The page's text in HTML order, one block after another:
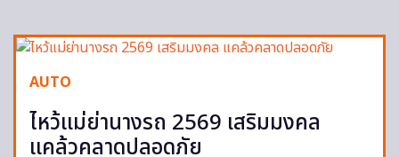
AUTO
ไหว้แม่ย่านางรถ 2569 เสริมมงคล
แคล้วคลาดปลอดภัย